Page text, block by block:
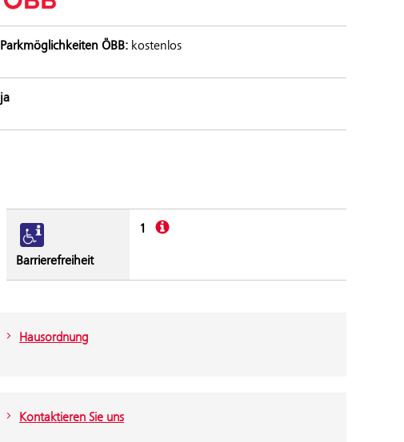
Parkmöglichkeiten ÖBB: kostenlos
ja
Barrierefreiheit
1 Beschreibung
Hausordnung
Kontaktieren Sie uns